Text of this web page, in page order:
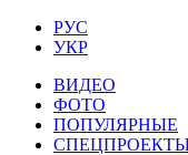
РУС
УКР
ВИДЕО
ФОТО
ПОПУЛЯРНЫЕ